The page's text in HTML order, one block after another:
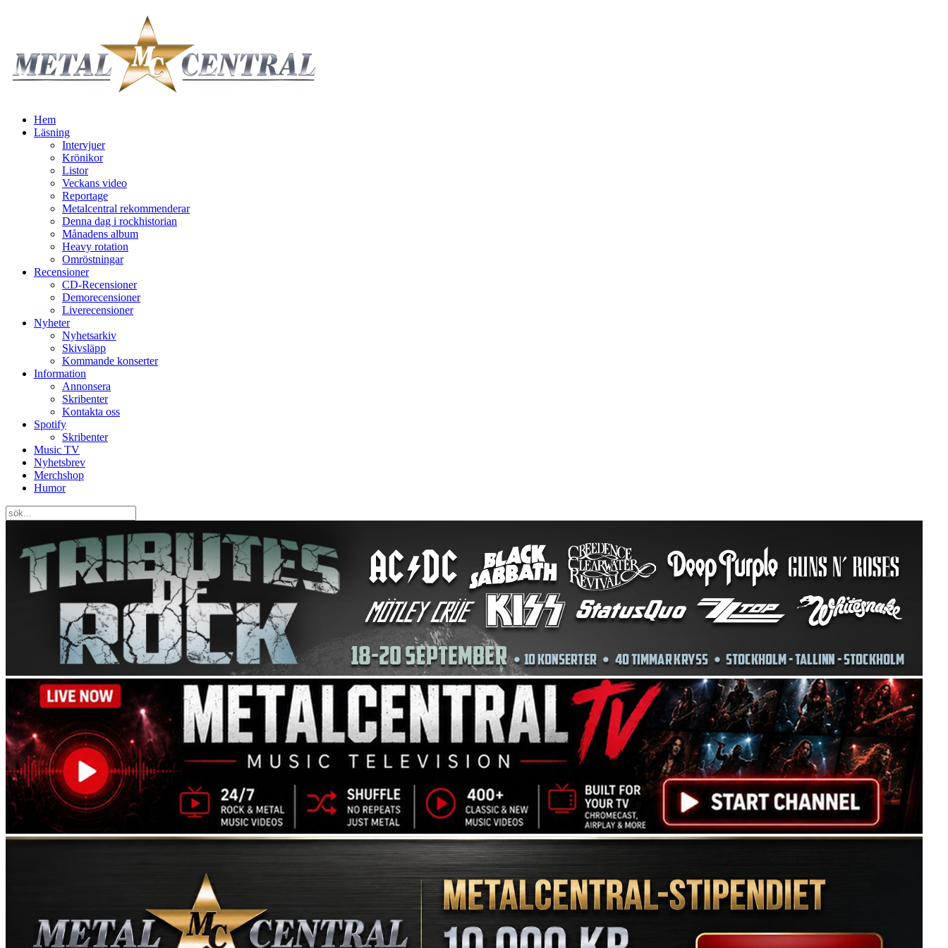
Hem
Läsning
Intervjuer
Krönikor
Listor
Veckans video
Reportage
Metalcentral rekommenderar
Denna dag i rockhistorian
Månadens album
Heavy rotation
Omröstningar
Recensioner
CD-Recensioner
Demorecensioner
Liverecensioner
Nyheter
Nyhetsarkiv
Skivsläpp
Kommande konserter
Information
Annonsera
Skribenter
Kontakta oss
Spotify
Skribenter
Music TV
Nyhetsbrev
Merchshop
Humor